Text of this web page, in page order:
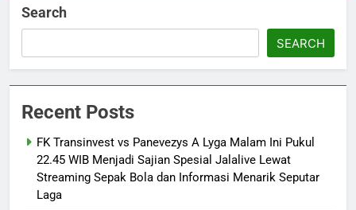
Search
SEARCH
Recent Posts
FK Transinvest vs Panevezys A Lyga Malam Ini Pukul
22.45 WIB Menjadi Sajian Spesial Jalalive Lewat
Streaming Sepak Bola dan Informasi Menarik Seputar
Laga